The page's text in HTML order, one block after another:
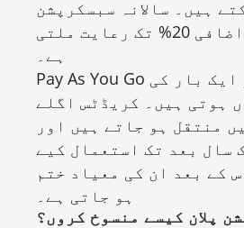
ہیں۔ سالانہ سبسکرپشن
پلان پر آپ کو اضافی 20% تک رعایت ملتی
ہے۔
Pay As You Go پیکیجز ایک بار کی
ہوتی ہیں۔ کریڈٹس اگلے
منتقل ہو جاتے ہیں اور
سال بعد تک استعمال کیے
کے بعد ان کی معیاد ختم
ہو جاتی ہے۔
پلان کیسے منسوخ کروں؟